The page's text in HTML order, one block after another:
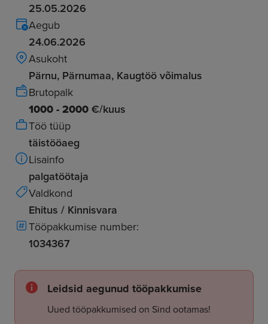
25.05.2026
Aegub
24.06.2026
Asukoht
Pärnu, Pärnumaa, Kaugtöö võimalus
Brutopalk
1000 - 2000 €/kuus
Töö tüüp
täistööaeg
Lisainfo
palgatöötaja
Valdkond
Ehitus / Kinnisvara
Tööpakkumise number:
1034367
Leidsid aegunud tööpakkumise
Uued tööpakkumised on Sind ootamas!